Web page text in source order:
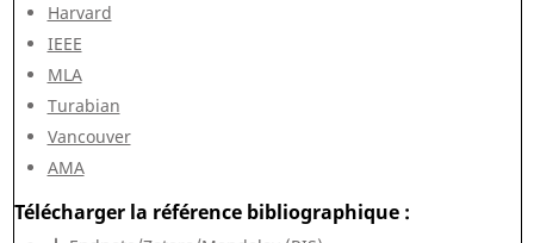
Harvard
IEEE
MLA
Turabian
Vancouver
AMA
Télécharger la référence bibliographique